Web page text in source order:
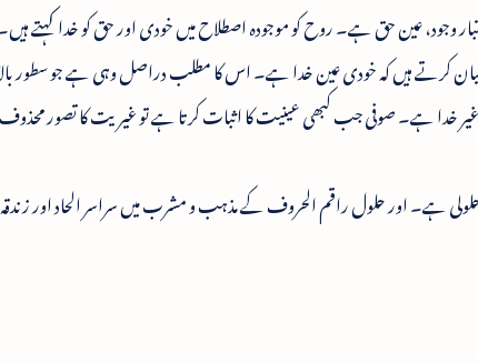
وجود، عین حق ہے۔ روح کو موجودہ اصطلاح میں خودی اور حق کو خدا کہتے
بیان کرتے ہیں کہ خودی عین خدا ہے۔ اس کا مطلب دراصل وہی ہے جو سطور
غیر خدا ہے۔ صوفی جب کبھی عینیت کا اثبات کرتا ہے تو غیریت کا تصور
ہے۔ اور حلول راقم الحروف کے مذہب و مشرب میں سراسر الحاد اور